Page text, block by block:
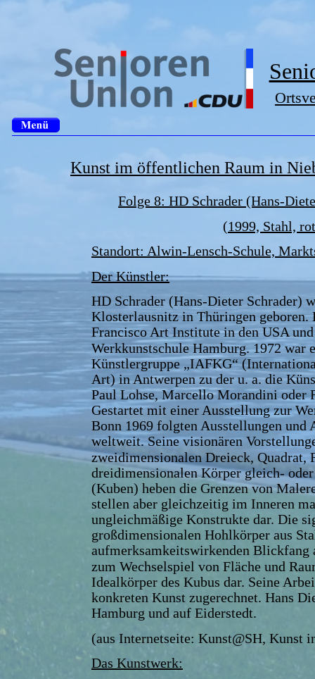
Kunst im öffentlichen Raum in
Folge 8: HD Schrader (Hans-
(1999, Stahl,
Standort: Alwin-Lensch-Schule,
Der Künstler:
HD Schrader (Hans-Dieter Schrader)
Klosterlausnitz in Thüringen geboren.
Francisco Art Institute in den USA
Werkkunstschule Hamburg. 1972 war
Künstlergruppe „IAFKG“
Art) in Antwerpen zu der u. a. die
Paul Lohse, Marcello Morandini oder
Gestartet mit einer Ausstellung zur
Bonn 1969 folgten Ausstellungen
weltweit. Seine visionären
zweidimensionalen Dreieck, Quadrat,
dreidimensionalen Körper gleich-
(Kuben) heben die Grenzen von
stellen aber gleichzeitig im Inneren
ungleichmäßige Konstrukte dar. Die
großdimensionalen Hohlkörper aus
aufmerksamkeitswirkenden Blickfang
zum Wechselspiel von Fläche und
Idealkörper des Kubus dar. Seine
konkreten Kunst zugerechnet. Hans
Hamburg und auf Eiderstedt.
(aus Internetseite: Kunst@SH, Kunst
Das Kunstwerk: